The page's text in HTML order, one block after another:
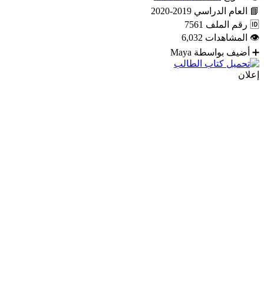
📘
العام الدراسي 2019-2020
🆔 رقم الملف 7561
👁
المشاهدات 6,032
➕
أضيف بواسطة Maya
إعلان